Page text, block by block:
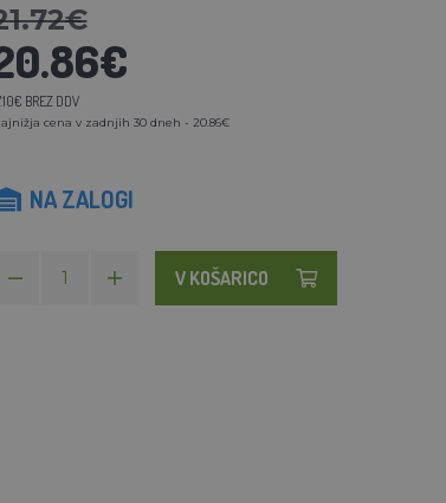
BREZ DDV
cena v zadnjih 30 dneh - 20.86€
NA ZALOGI
V KOŠARICO